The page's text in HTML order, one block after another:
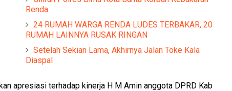
Renda
24 RUMAH WARGA RENDA LUDES TERBAKAR, 20
RUMAH LAINNYA RUSAK RINGAN
Setelah Sekian Lama, Akhirnya Jalan Toke Kala
Diaspal
apresiasi terhadap kinerja H M Amin anggota DPRD Kab